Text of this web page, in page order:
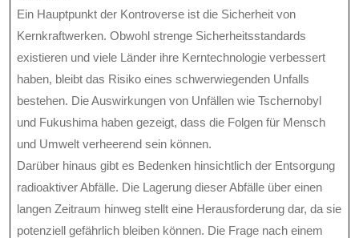
Ein Hauptpunkt der Kontroverse ist die Sicherheit von
Kernkraftwerken. Obwohl strenge Sicherheitsstandards
existieren und viele Länder ihre Kerntechnologie verbessert
haben, bleibt das Risiko eines schwerwiegenden Unfalls
bestehen. Die Auswirkungen von Unfällen wie Tschernobyl
und Fukushima haben gezeigt, dass die Folgen für Mensch
und Umwelt verheerend sein können.
Darüber hinaus gibt es Bedenken hinsichtlich der Entsorgung
radioaktiver Abfälle. Die Lagerung dieser Abfälle über einen
langen Zeitraum hinweg stellt eine Herausforderung dar, da sie
potenziell gefährlich bleiben können. Die Frage nach einem